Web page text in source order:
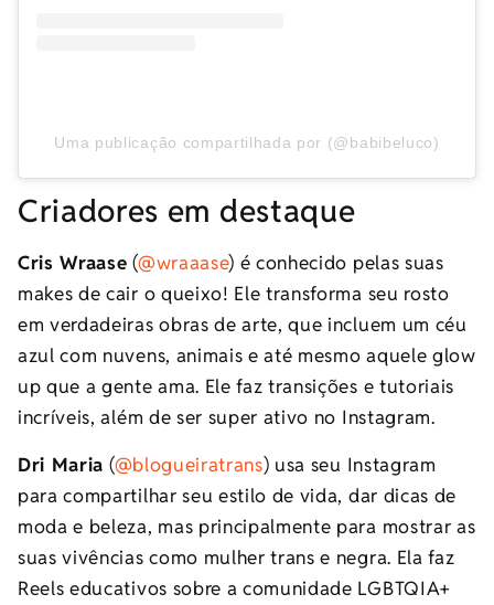
Uma publicação compartilhada por (@babibeluco)
Criadores em destaque
Cris Wraase (@wraaase) é conhecido pelas suas
makes de cair o queixo! Ele transforma seu rosto
em verdadeiras obras de arte, que incluem um céu
azul com nuvens, animais e até mesmo aquele glow
up que a gente ama. Ele faz transições e tutoriais
incríveis, além de ser super ativo no Instagram.
Dri Maria (@blogueiratrans) usa seu Instagram
para compartilhar seu estilo de vida, dar dicas de
moda e beleza, mas principalmente para mostrar as
suas vivências como mulher trans e negra. Ela faz
Reels educativos sobre a comunidade LGBTQIA+